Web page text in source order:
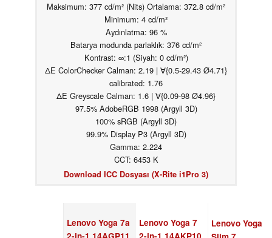
Maksimum: 377 cd/m² (Nits) Ortalama: 372.8 cd/m²
Minimum: 4 cd/m²
Aydınlatma: 96 %
Batarya modunda parlaklık: 376 cd/m²
Kontrast: ∞:1 (Siyah: 0 cd/m²)
ΔE ColorChecker Calman: 2.19 | ∀{0.5-29.43 Ø4.71}
calibrated: 1.76
ΔE Greyscale Calman: 1.6 | ∀{0.09-98 Ø4.96}
97.5% AdobeRGB 1998 (Argyll 3D)
100% sRGB (Argyll 3D)
99.9% Display P3 (Argyll 3D)
Gamma: 2.224
CCT: 6453 K
Download ICC Dosyası (X-Rite i1Pro 3)
Lenovo Yoga 7a
Lenovo Yoga 7
Lenovo Yoga